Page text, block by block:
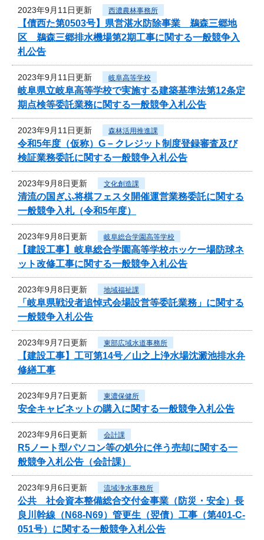
2023年9月11日更新 西濃農林事務所
【債西た第0503号】県営湛水防除事業 鵜森三郷地
区 鵜森三郷排水機場第2期工事に関する一般競争入
札公告
2023年9月11日更新 岐阜高等学校
岐阜県立岐阜高等学校で実施する建築基準法第12条定
期点検等委託業務に関する一般競争入札公告
2023年9月11日更新 森林活用推進課
令和5年度（仮称）G－クレジット制度登録審査及び
検証業務委託に関する一般競争入札公告
2023年9月8日更新 文化創造課
清流の国ぎふ将棋フェスタ開催運営業務委託に関する
一般競争入札（令和5年度）
2023年9月8日更新 岐阜総合学園高等学校
【建設工事】岐阜総合学園高等学校ホッケー場防球ネ
ット改修工事に関する一般競争入札公告
2023年9月8日更新 地域福祉課
「岐阜県戦没者追悼式会場設営等委託業務」に関する
一般競争入札公告
2023年9月7日更新 東部広域水道事務所
【建設工事】工可第14号／山之上浄水場沈澱池排水弁
修繕工事
2023年9月7日更新 東濃保健所
安全キャビネットの購入に関する一般競争入札公告
2023年9月6日更新 会計課
R5ノート型パソコン等の処分に伴う売却に関する一
般競争入札公告（会計課）
2023年9月6日更新 流域浄水事務所
公共 社会資本整備総合交付金事業（防災・安全）長
良川幹線（N68-N69）管更生（翌債）工事（第401-C-
051号）に関する一般競争入札公告